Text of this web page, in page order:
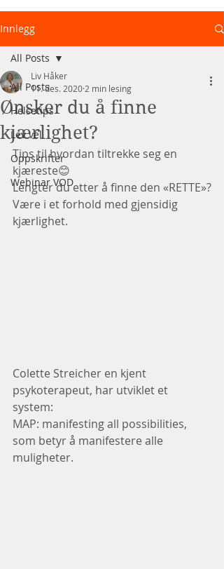
Helsediett
Innlegg
All Posts
Helsetips
Lev vel
Oppskrifter
Webinar VOD
All Posts
Ønsker du å finne
kjærlighet?
Liv Håker
11. des. 2020 2 min lesing
Tips til hvordan tiltrekke seg en
kjæreste😊
Lengter du etter å finne den «RETTE»?
Være i et forhold med gjensidig
kjærlighet.
Colette Streicher en kjent
psykoterapeut, har utviklet et
system:
MAP: manifesting all possibilities,
som betyr å manifestere alle
muligheter.